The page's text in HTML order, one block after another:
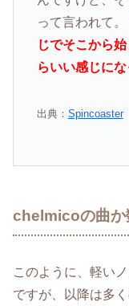
って言われて。
じでそこから
らいい感じにな
出典： Spincoaster
chelmicoの曲か
このように、軽い
ですが、以降は多